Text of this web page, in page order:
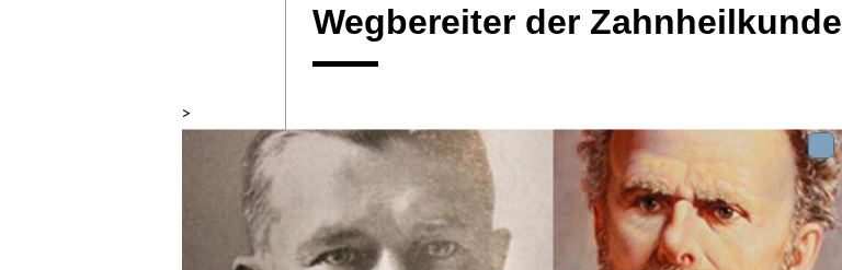
Wegbereiter der Zahnheilkunde
>